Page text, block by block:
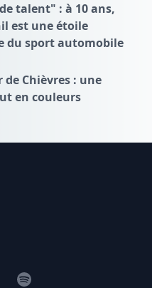
talent" : à 10 ans,
est une étoile
du sport automobile
de Chièvres : une
en couleurs
Spotify